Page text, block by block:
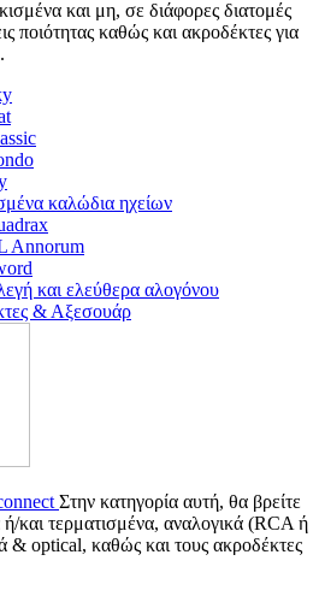
και μη, σε διάφορες διατομές
ποιότητας καθώς και ακροδέκτες για
καλώδια ηχείων
Annorum
και ελεύθερα αλογόνου
& Αξεσουάρ
Στην κατηγορία αυτή, θα βρείτε
και τερματισμένα, αναλογικά (RCA ή
optical, καθώς και τους ακροδέκτες